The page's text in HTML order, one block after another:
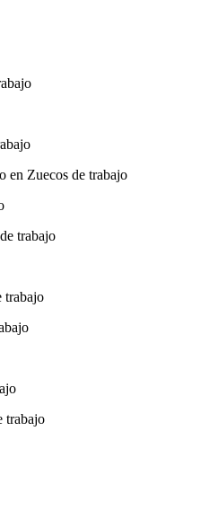
en Zuecos de trabajo
trabajo
trabajo
trabajo